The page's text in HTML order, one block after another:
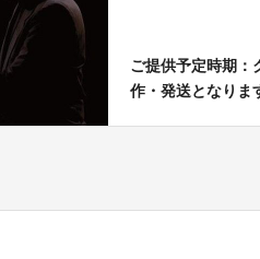
ご提供予定時期：
作・発送となりま